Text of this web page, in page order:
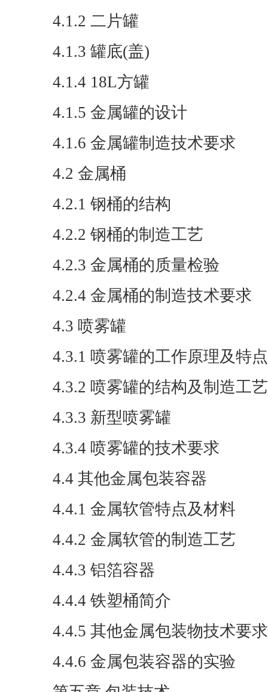
4.1.2 二片罐
4.1.3 罐底(盖)
4.1.4 18L方罐
4.1.5 金属罐的设计
4.1.6 金属罐制造技术要求
4.2 金属桶
4.2.1 钢桶的结构
4.2.2 钢桶的制造工艺
4.2.3 金属桶的质量检验
4.2.4 金属桶的制造技术要求
4.3 喷雾罐
4.3.1 喷雾罐的工作原理及特点
4.3.2 喷雾罐的结构及制造工艺
4.3.3 新型喷雾罐
4.3.4 喷雾罐的技术要求
4.4 其他金属包装容器
4.4.1 金属软管特点及材料
4.4.2 金属软管的制造工艺
4.4.3 铝箔容器
4.4.4 铁塑桶简介
4.4.5 其他金属包装物技术要求
4.4.6 金属包装容器的实验